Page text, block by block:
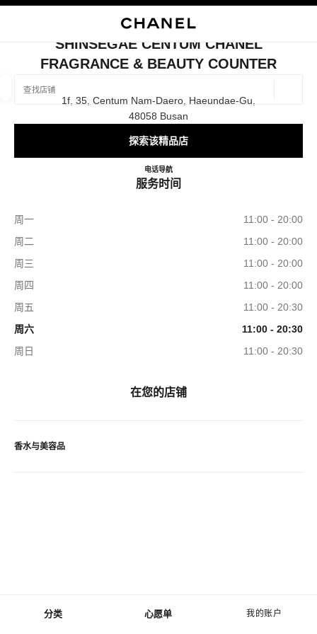
菜单 - 主导航
分类 心愿单 我的账户
查找销售店铺
相关建议会显示在此搜索栏下方
关闭精品店卡片 SHINSEGAE CENTUM CHANEL FRAGRANCE &
SHINSEGAE CENTUM CHANEL
FRAGRANCE & BEAUTY COUNTER
1f, 35, Centum Nam-Daero, Haeundae-Gu,
48058 Busan
探索该精品店
电话+82 51 745 2290
导航Shinsegae Centum CHANEL
服务时间
周一
11:00 - 20:00
周二
11:00 - 20:00
周三
11:00 - 20:00
周四
11:00 - 20:00
周五
11:00 - 20:30
周六
11:00 - 20:30
周日
11:00 - 20:30
在您的店铺
香水与美容品
筛选条件
筛选结果依据：
腕表与高级珠宝